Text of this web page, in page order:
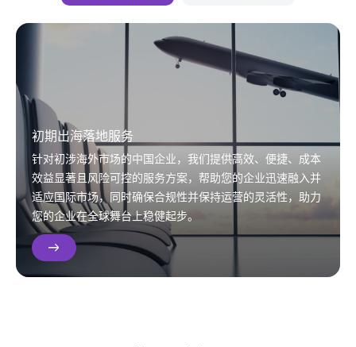
初期出海落地服务
针对初涉海外市场的中国企业，我们提供高效、便捷、成本
效益显著且风险可控的服务方案，帮助您的企业迅速融入并
适应国际市场，同时确保合规性并保持运营的灵活性，助力
您的企业在全球舞台上稳健起步。